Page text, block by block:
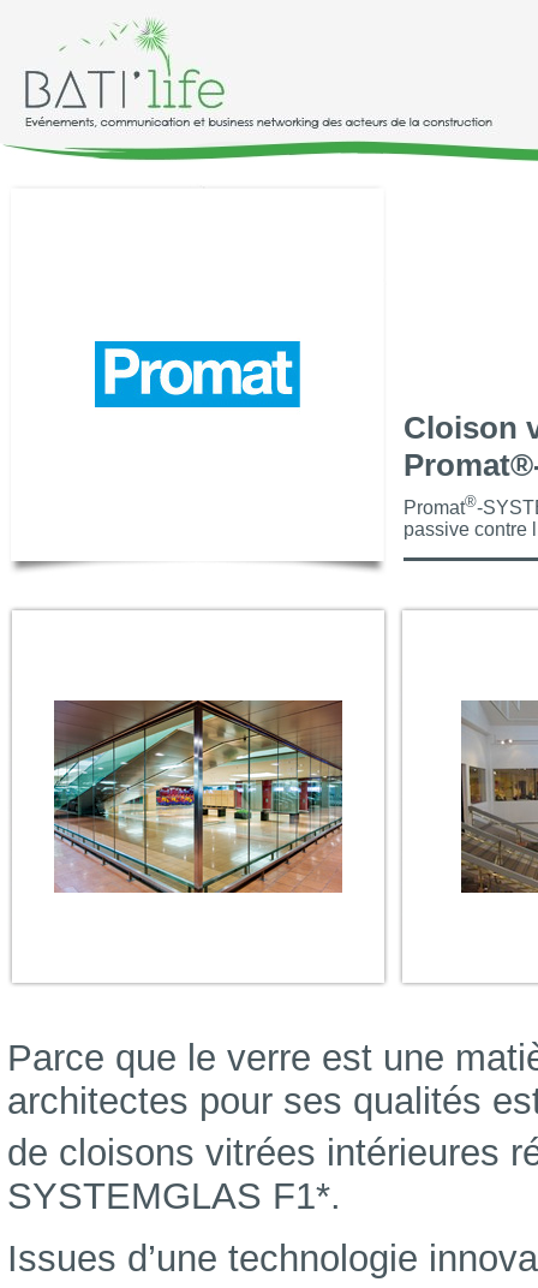
Cloison
Promat®-
passive contre
Parce que le verre est une
architectes pour ses qualités
de cloisons vitrées intérieures
SYSTEMGLAS F1*.
Issues d’une technologie